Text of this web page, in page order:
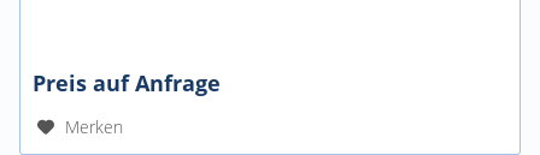
Preis auf Anfrage
Merken